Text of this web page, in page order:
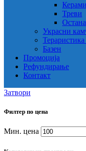
Треви
Украсни
Базен
Промоција
Рефундирање
Контакт
Затвори
Филтер по цена
Мин. цена